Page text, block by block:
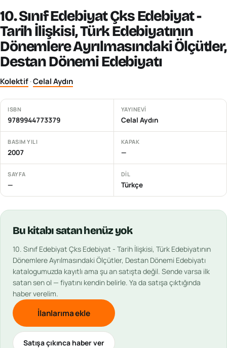
10. Sınıf Edebiyat Çks Edebiyat -
Tarih İlişkisi, Türk Edebiyatının
Dönemlere Ayrılmasındaki Ölçütler,
Destan Dönemi Edebiyatı
Kolektif·Celal Aydın
ISBN
9789944773379
YAYINEVI
Celal Aydın
BASIM YILI
2007
KAPAK
—
SAYFA
—
DIL
Türkçe
Bu kitabısatan henüz yok
10. Sınıf Edebiyat Çks Edebiyat - Tarih İlişkisi, Türk Edebiyatının
Dönemlere Ayrılmasındaki Ölçütler, Destan Dönemi Edebiyatı
katalogumuzda kayıtlı ama şu an satışta değil. Sende varsa ilk
satan sen ol — fiyatını kendin belirle. Ya da satışa çıktığında
haber verelim.
İlanlarıma ekle
Satışa çıkınca haber ver